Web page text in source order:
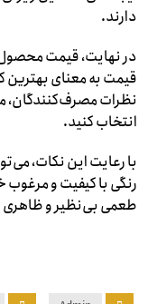
دارند.
در نهایت، قیمت محصول
قیمت به معنای
نظرات مصرف‌کنندگان،
انتخاب کنید.
با رعایت این نکات،
رنگی با کیفیت و مرغوب
طعمی بی‌نظیر و